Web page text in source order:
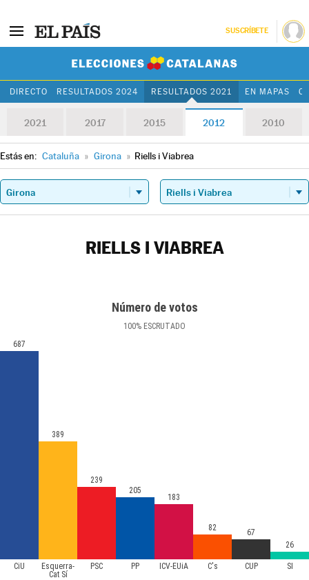
SUSCRÍBETE
DIRECTO RESULTADOS 2024 RESULTADOS 2021 EN MAPAS
2021 2017 2015 2012 2010
Estás en: Cataluña » Girona » Riells i Viabrea
RIELLS I VIABREA
Número de votos
100% ESCRUTADO
CiU
Esquerra-
Cat Sí
PSC PP ICV-EUiA C's CUP SI
687
389
239
205
183
82
67
26